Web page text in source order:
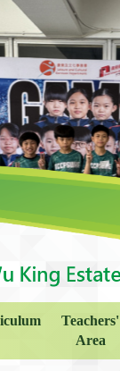
Teachers'
Area